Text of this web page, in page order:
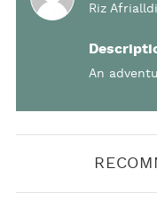
Riz Afrialldi
An